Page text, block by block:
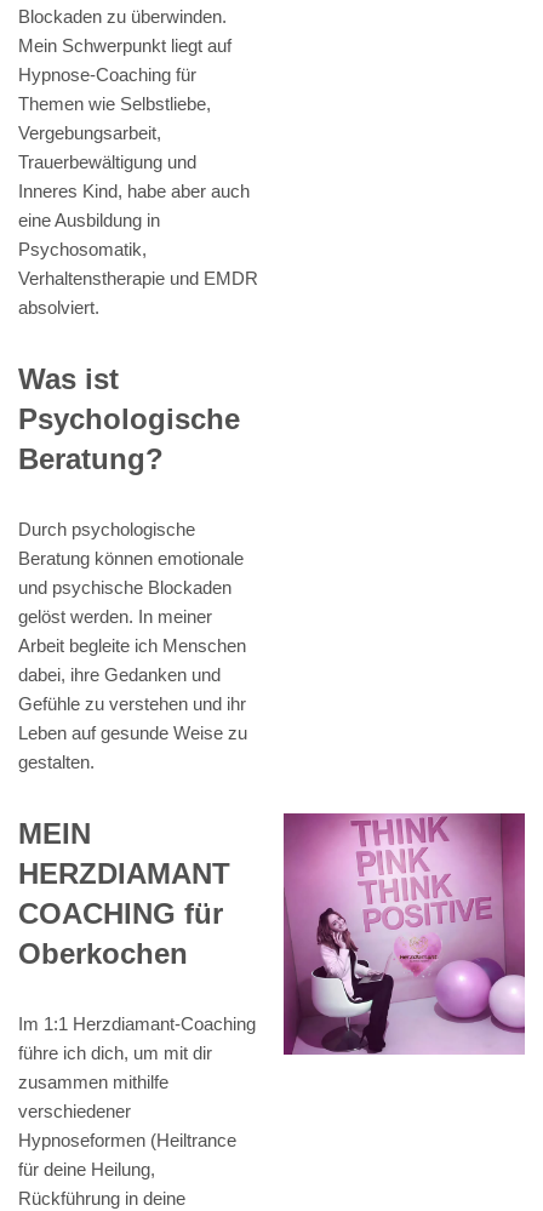
Blockaden zu überwinden.
Mein Schwerpunkt liegt auf
Hypnose-Coaching für
Themen wie Selbstliebe,
Vergebungsarbeit,
Trauerbewältigung und
Inneres Kind, habe aber auch
eine Ausbildung in
Psychosomatik,
Verhaltenstherapie und EMDR
absolviert.
Was ist
Psychologische
Beratung?
Durch psychologische
Beratung können emotionale
und psychische Blockaden
gelöst werden. In meiner
Arbeit begleite ich Menschen
dabei, ihre Gedanken und
Gefühle zu verstehen und ihr
Leben auf gesunde Weise zu
gestalten.
MEIN
HERZDIAMANT
COACHING für
Oberkochen
Im 1:1 Herzdiamant-Coaching
führe ich dich, um mit dir
zusammen mithilfe
verschiedener
Hypnoseformen (Heiltrance
für deine Heilung,
Rückführung in deine